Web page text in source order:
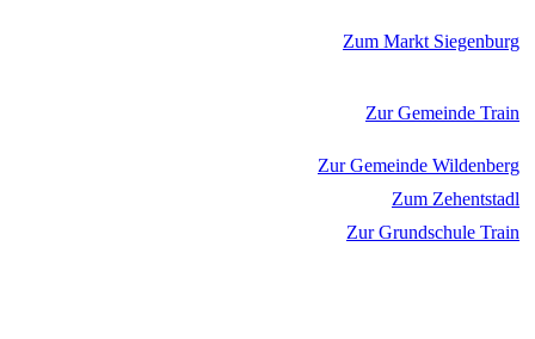
Zum Markt Siegenburg
Zur Gemeinde Train
Zur Gemeinde Wildenberg
Zum Zehentstadl
Zur Grundschule Train